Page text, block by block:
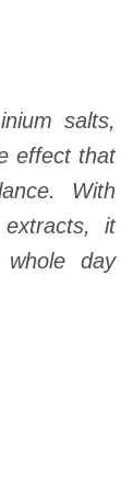
salts,
effect that
With
it
whole day